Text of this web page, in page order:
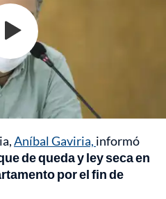
Aníbal Gaviria, informó
de queda y ley seca en
por el fin de